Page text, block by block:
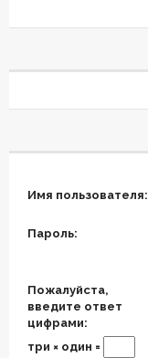
Имя пользователя:
Пароль:
Пожалуйста,
введите ответ
цифрами:
три × один =